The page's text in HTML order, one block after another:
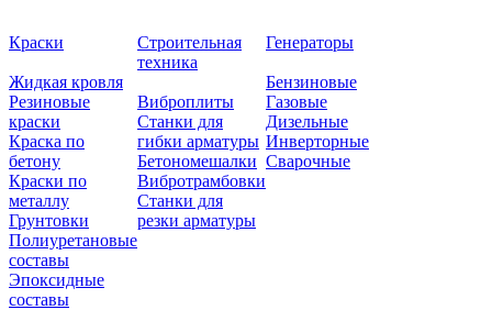
Краски
Жидкая кровля
Резиновые
краски
Краска по
бетону
Краски по
металлу
Грунтовки
Полиуретановые
составы
Эпоксидные
составы
Строительная
техника
Виброплиты
Станки для
гибки арматуры
Бетономешалки
Вибротрамбовки
Станки для
резки арматуры
Генераторы
Бензиновые
Газовые
Дизельные
Инверторные
Сварочные